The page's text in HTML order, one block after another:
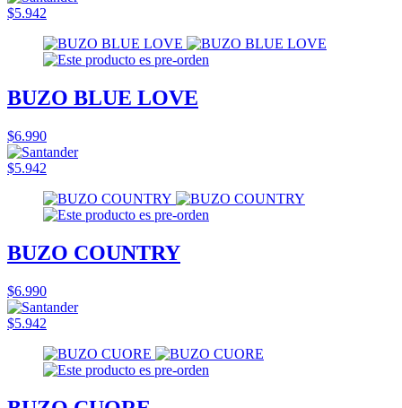
$5.942
BUZO BLUE LOVE
$6.990
$5.942
BUZO COUNTRY
$6.990
$5.942